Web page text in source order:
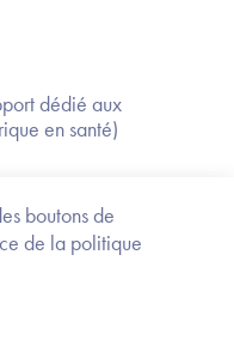
boutons de
de la politiqueTrouvez
ANS
dédié aux
en santé)
conforme